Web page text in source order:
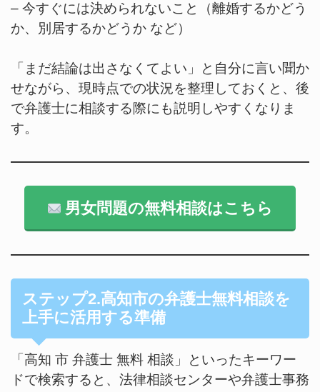
– 今すぐには決められないこと（離婚するかどう
か、別居するかどうか など）
「まだ結論は出さなくてよい」と自分に言い聞か
せながら、現時点での状況を整理しておくと、後
で弁護士に相談する際にも説明しやすくなりま
す。
男女問題の無料相談はこちら
ステップ2.高知市の弁護士無料相談を
上手に活用する準備
「高知 市 弁護士 無料 相談」といったキーワー
ドで検索すると、法律相談センターや弁護士事務